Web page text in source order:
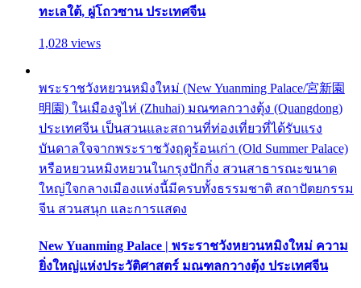
ทะเลใต้, ผู่โถวซาน ประเทศจีน
1,028 views
พระราชวังหยวนหมิงใหม่ (New Yuanming Palace/宮新園
明園) ในเมืองจูไห่ (Zhuhai) มณฑลกวางตุ้ง (Quangdong)
ประเทศจีน เป็นสวนและสถานที่ท่องเที่ยวที่ได้รับแรง
บันดาลใจจากพระราชวังฤดูร้อนเก่า (Old Summer Palace)
หรือหยวนหมิงหยวนในกรุงปักกิ่ง สวนสาธารณะขนาด
ใหญ่ใจกลางเมืองแห่งนี้มีครบทั้งธรรมชาติ สถาปัตยกรรม
จีน สวนสนุก และการแสดง
New Yuanming Palace | พระราชวังหยวนหมิงใหม่ ความ
ยิ่งใหญ่แห่งประวัติศาสตร์ มณฑลกวางตุ้ง ประเทศจีน